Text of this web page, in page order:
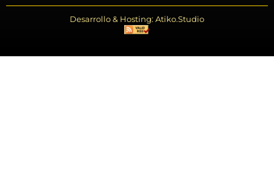
Desarrollo & Hosting: Atiko.Studio